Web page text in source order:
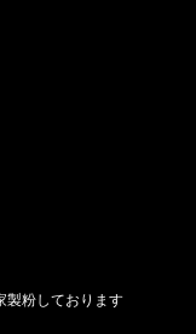
製粉しております